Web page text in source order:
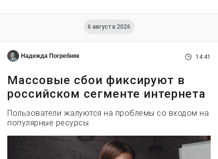
6 августа 2026
Надежда Погребняк 14:41
Массовые сбои фиксируют в
российском сегменте интернета
Пользователи жалуются на проблемы со входом на
популярные ресурсы